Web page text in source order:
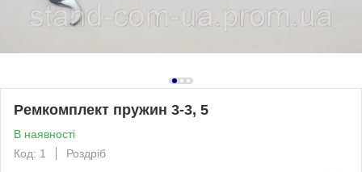
Ремкомплект пружин 3-3, 5
В наявності
Код: 1
Роздріб